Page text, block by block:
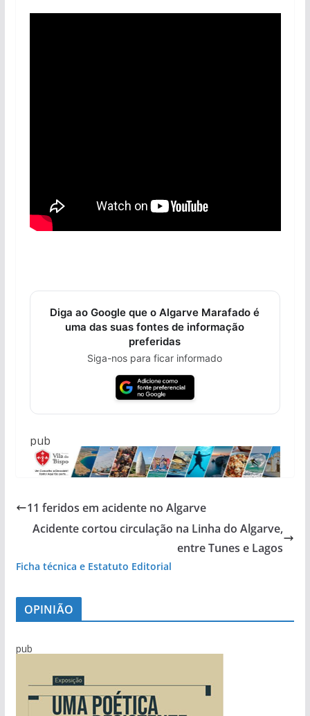
Diga ao Google que o Algarve Marafado é
uma das suas fontes de informação
preferidas
Siga-nos para ficar informado
pub
11 feridos em acidente no Algarve
Acidente cortou circulação na Linha do Algarve,
entre Tunes e Lagos
Ficha técnica e Estatuto Editorial
OPINIÃO
pub